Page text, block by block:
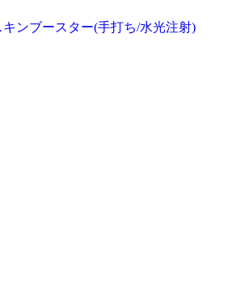
キンブースター(手打ち/水光注射)